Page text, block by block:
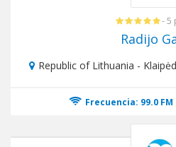
- 5
Radijo
Republic of Lithuania -
Frecuencia: 99.0 FM